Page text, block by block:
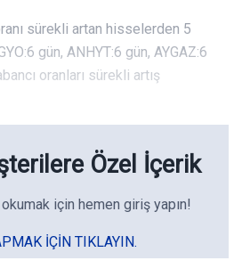
sürekli artan hisselerden 5
gün, ANHYT:6 gün, AYGAZ:6
oranları sürekli artış
Özel İçerik
okumak için hemen giriş yapın!
IÇIN TIKLAYIN.